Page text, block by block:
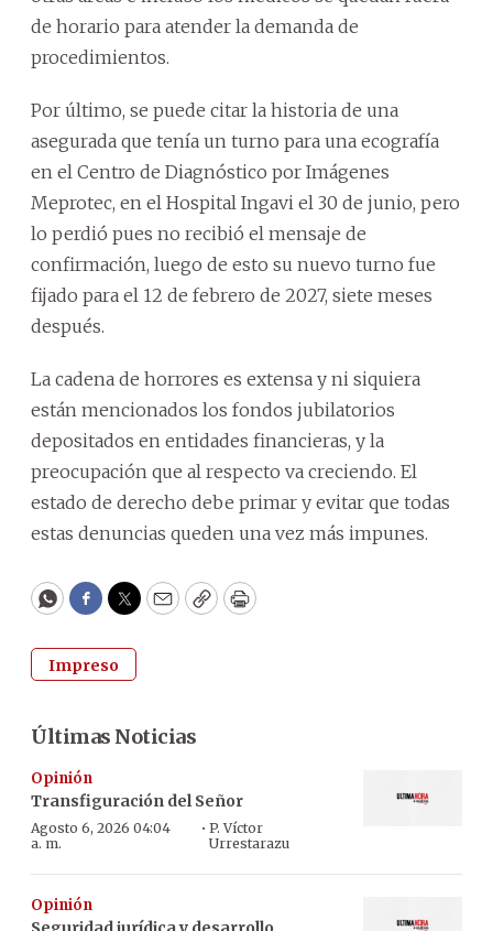
de horario para atender la demanda de
procedimientos.
Por último, se puede citar la historia de una
asegurada que tenía un turno para una ecografía
en el Centro de Diagnóstico por Imágenes
Meprotec, en el Hospital Ingavi el 30 de junio, pero
lo perdió pues no recibió el mensaje de
confirmación, luego de esto su nuevo turno fue
fijado para el 12 de febrero de 2027, siete meses
después.
La cadena de horrores es extensa y ni siquiera
están mencionados los fondos jubilatorios
depositados en entidades financieras, y la
preocupación que al respecto va creciendo. El
estado de derecho debe primar y evitar que todas
estas denuncias queden una vez más impunes.
WhatsApp
Facebook
Twitter
EmailCopyPrint
Impreso
Últimas Noticias
Opinión
Transfiguración del Señor
Agosto 6, 2026 04:04
a. m.
· P. Víctor
Urrestarazu
Opinión